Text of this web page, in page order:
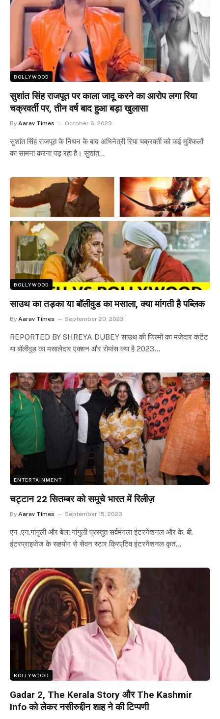
BOLLYWOOD
सुशांत सिंह राजपूत पर काला जादू करने का आरोप लगा रिया
चक्रवर्ती पर, तीन वर्ष बाद हुआ बड़ा खुलासा
By Aarav Times October 6, 2023
सुशांत सिंह राजपूत के निधन के बाद अभिनेत्री रिया चक्रवर्ती को कई मुश्किलों
का सामना करना पड़ रहा है। सुशांत…
BOLLYWOOD
साउथ का तड़का या बॉलीवुड का मसाला, क्या मांगती है पब्लिक
By Aarav Times September 20, 2023
REPORTED BY SHREYA DUBEY साउथ की फिल्मों का मजेदार कंटेंट
या बॉलीवुड का मसालेदार एक्शन और रोमांस क्या है 2023…
ENTERTAINMENT
चट्टान 22 सितम्बर को समूचे भारत में रिलीज़
By Aarav Times September 15, 2023
एन .एन.गांगुली और बेला गांगुली प्रस्तुत सर्वमंगला इंटरनेशनल और के. बी.
इंटरप्राइजेज के सहयोग से सेवन स्टार क्रिएटिव इंटरनेशनल कृत’…
BOLLYWOOD
Gadar 2, The Kerala Story और The Kashmir
Info को लेकर नसीरुद्दीन शाह ने की टिप्पणी